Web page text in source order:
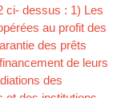
ci- dessus : 1) Les
au profit des
des prêts
de leurs
des